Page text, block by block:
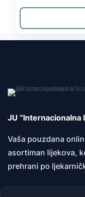
JU “Internacionalna
Vaša pouzdana
asortiman lijekova,
prehrani po